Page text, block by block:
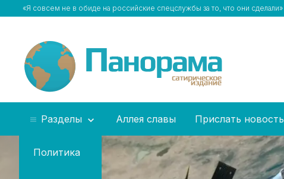
«Я совсем не в обиде на российские спецслужбы за то, что они сделали»
Разделы
Политика
Аллея славы Прислать новость